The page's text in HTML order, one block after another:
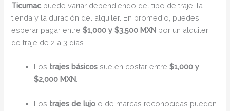
Ticumacpuede variar dependiendo del tipo de traje, la
tienda y la duración del alquiler. En promedio, puedes
esperar pagar entre$1,000 y $3,500 MXN por un alquiler
de traje de 2 a 3 días.
Los trajes básicos suelen costar entre$1,000 y
$2,000 MXN
Los trajes de lujo o de marcas reconocidas pueden